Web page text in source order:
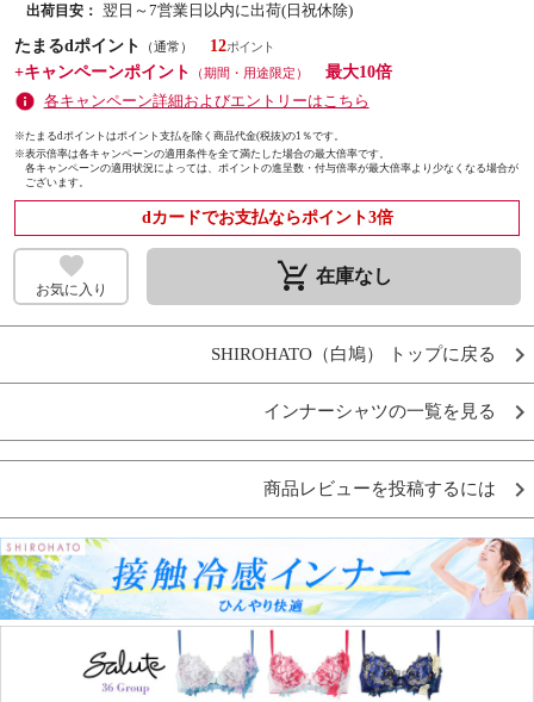
出荷目安： 翌日～7営業日以内に出荷(日祝休除)
たまるdポイント
（通常）
12
+キャンペーンポイント
（期間・用途限定）
最大10倍
各キャンペーン詳細およびエントリーはこちら
※たまるdポイントはポイント支払を除く商品代金(税抜)の1％です。
※表示倍率は各キャンペーンの適用条件を全て満たした場合の最大倍率です。
各キャンペーンの適用状況によっては、ポイントの進呈数・付与倍率が最大倍率より少なくなる場合が
ございます。
dカードでお支払ならポイント3倍
お気に入り remove_shopping_cart 在庫なし
SHIROHATO（白鳩） トップに戻る
インナーシャツの一覧を見る
商品レビューを投稿するには